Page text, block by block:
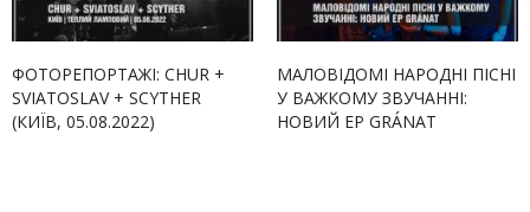
ФОТОРЕПОРТАЖІ: CHUR +
SVIATOSLAV + SCYTHER
(КИЇВ, 05.08.2022)
МАЛОВІДОМІ НАРОДНІ ПІСНІ
У ВАЖКОМУ ЗВУЧАННІ:
НОВИЙ EP GRÁNAT